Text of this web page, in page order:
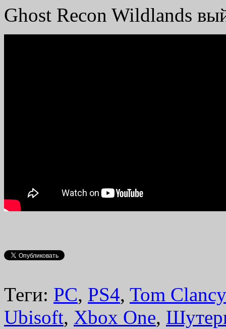
Ghost Recon Wildlands
Теги: PC, PS4, Tom
Ubisoft, Xbox One,